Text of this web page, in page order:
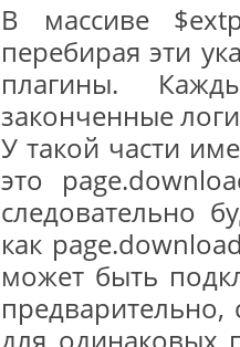
В массиве
перебирая эти
плагины.
законченные
У такой части
это
следовательно
как
может быть